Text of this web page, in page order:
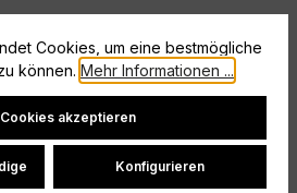
alles aus dir herauszuholen.
Mehr
Cookies, um eine bestmögliche
können. Mehr Informationen ...
akzeptieren
Konfigurieren